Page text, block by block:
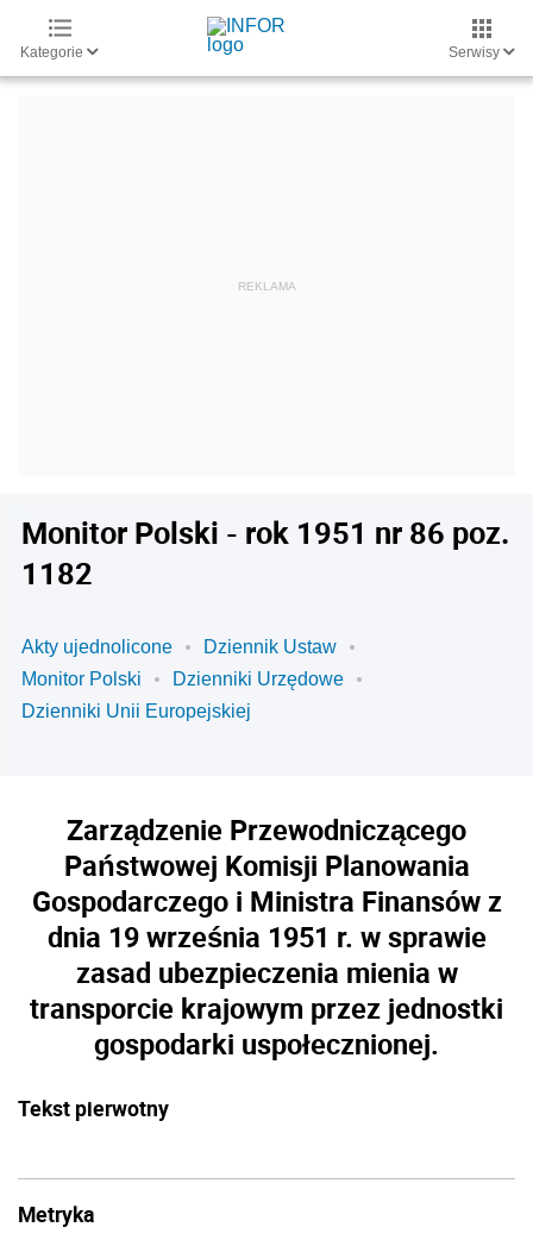
Kategorie Serwisy
Monitor Polski - rok 1951 nr 86 poz.
1182
Akty ujednolicone
Dziennik Ustaw
Monitor Polski
Dzienniki Urzędowe
Dzienniki Unii Europejskiej
Zarządzenie Przewodniczącego
Państwowej Komisji Planowania
Gospodarczego i Ministra Finansów z
dnia 19 września 1951 r. w sprawie
zasad ubezpieczenia mienia w
transporcie krajowym przez jednostki
gospodarki uspołecznionej.
Tekst pierwotny
Metryka